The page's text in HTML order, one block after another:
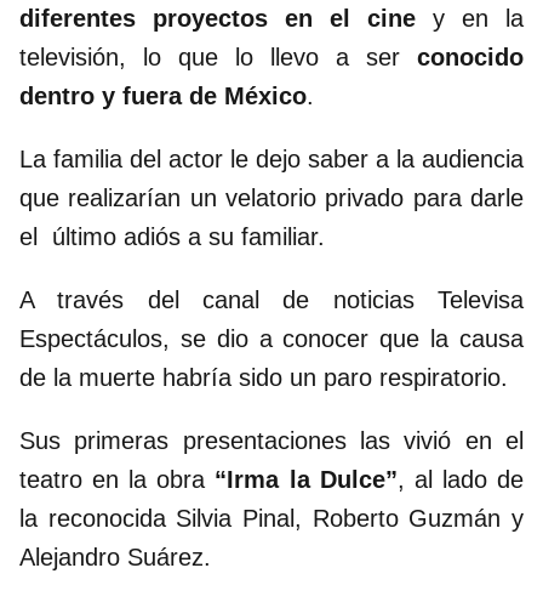
diferentes proyectos en el cine y en la
televisión, lo que lo llevo a ser conocido
dentro y fuera de México.
La familia del actor le dejo saber a la audiencia
que realizarían un velatorio privado para darle
el último adiós a su familiar.
A través del canal de noticias Televisa
Espectáculos, se dio a conocer que la causa
de la muerte habría sido un paro respiratorio.
Sus primeras presentaciones las vivió en el
teatro en la obra “Irma la Dulce”, al lado de
la reconocida Silvia Pinal, Roberto Guzmán y
Alejandro Suárez.